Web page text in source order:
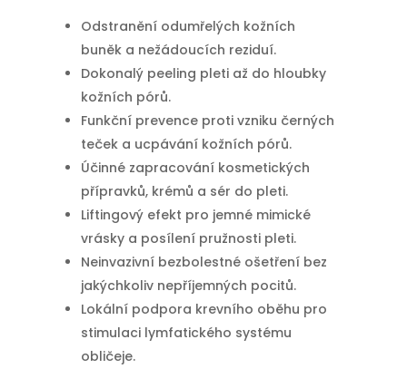
Odstranění odumřelých kožních
buněk a nežádoucích reziduí.
Dokonalý peeling pleti až do hloubky
kožních pórů.
Funkční prevence proti vzniku černých
teček a ucpávání kožních pórů.
Účinné zapracování kosmetických
přípravků, krémů a sér do pleti.
Liftingový efekt pro jemné mimické
vrásky a posílení pružnosti pleti.
Neinvazivní bezbolestné ošetření bez
jakýchkoliv nepříjemných pocitů.
Lokální podpora krevního oběhu pro
stimulaci lymfatického systému
obličeje.